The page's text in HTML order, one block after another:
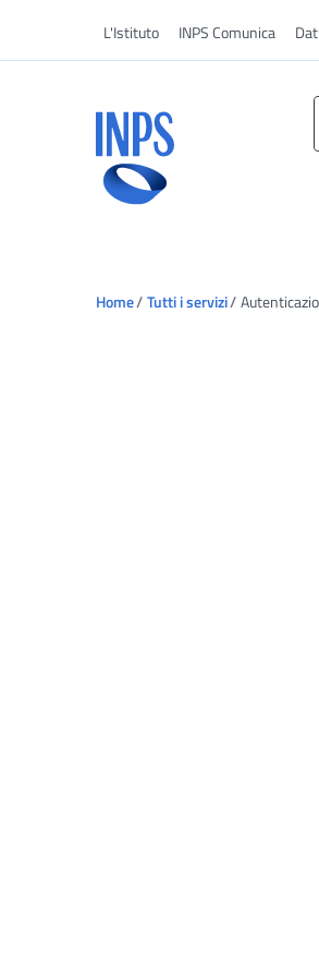
L'Istituto INPS Comunica
Home Tutti i servizi